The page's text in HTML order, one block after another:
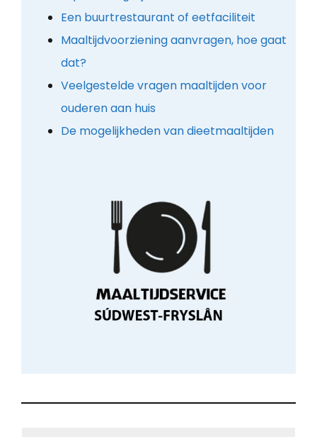
Een buurtrestaurant of eetfaciliteit
Maaltijdvoorziening aanvragen, hoe gaat
dat?
Veelgestelde vragen maaltijden voor
ouderen aan huis
De mogelijkheden van dieetmaaltijden